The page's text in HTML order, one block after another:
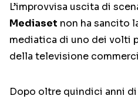
L’improvvisa uscita di
Mediaset non ha sancito
mediatica di uno dei volti
della televisione
Dopo oltre quindici anni